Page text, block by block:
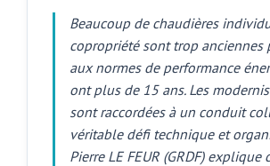
Beaucoup de chaudières
copropriété sont trop anciennes
aux normes de performance
ont plus de 15 ans. Les
sont raccordées à un conduit
véritable défi technique et
Pierre LE FEUR (GRDF) explique